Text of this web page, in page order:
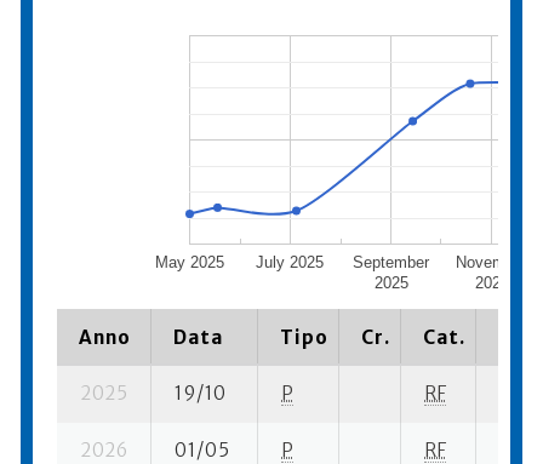
May 2025 July 2025
September
2025
November
2025
Anno Data Tipo Cr. Cat.
2025 19/10 P RF
2026 01/05 P RF